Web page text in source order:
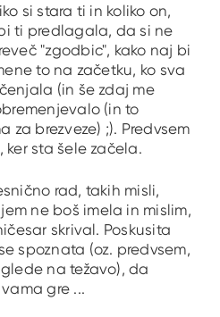
si stara ti in koliko on,
ti predlagala, da si ne
"zgodbic", kako naj bi
to na začetku, ko sva
(in še zdaj me
(in to
za brezveze) ;). Predvsem
ker sta šele začela.
rad, takih misli,
ne boš imela in mislim,
skrival. Poskusita
spoznata (oz. predvsem,
na težavo), da
gre ...